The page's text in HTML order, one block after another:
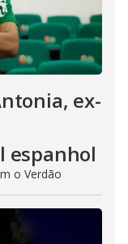
ex-
espanhol
o Verdão